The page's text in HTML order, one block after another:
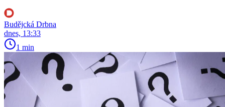
Budějcká Drbna
dnes, 13:33
1 min